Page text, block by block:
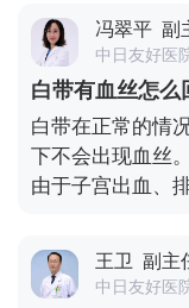
是黑色的血液，
括十二指肠、胃
血，血液在肠道
过程当中也会经
候会呈现出黑色
化道出血有关，
冯翠平 副
中日友好医
白带有血丝怎么
白带在正常的情
下不会出现血丝
由于子宫出血、
导致的白带出现
查，然后根据具
王卫 副主
中日友好医